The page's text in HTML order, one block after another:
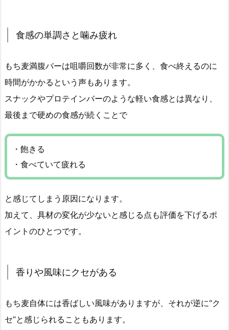
食感の単調さと噛み疲れ
もち麦満腹バーは咀嚼回数が非常に多く、食べ終えるのに
時間がかかるという声もあります。
スナックやプロテインバーのような軽い食感とは異なり、
最後まで硬めの食感が続くことで
・飽きる
・食べていて疲れる
と感じてしまう原因になります。
加えて、具材の変化が少ないと感じる点も評価を下げるポ
イントのひとつです。
香りや風味にクセがある
もち麦自体には香ばしい風味がありますが、それが逆に“ク
セ”と感じられることもあります。